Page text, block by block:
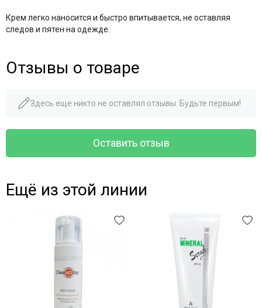
Крем легко наносится и быстро впитывается, не оставляя
следов и пятен на одежде.
Отзывы о товаре
Здесь еще никто не оставлял отзывы. Будьте первым!
Оставить отзыв
Ещё из этой линии